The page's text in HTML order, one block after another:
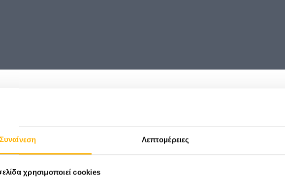
Συναίνεση Λεπτομέρειες
χρησιμοποιεί cookies
ΔΙΑΛΕΞΗ ΙΑΣΩ Γενική
1st EGEO